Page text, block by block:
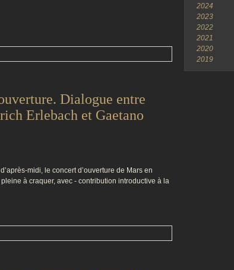
Dialogue entre
Erlebach et Gaetano
midi, le concert d’ouverture de Mars en
à craquer, avec - contribution introductive à la
2024
2023
2022
2021
2020
2019